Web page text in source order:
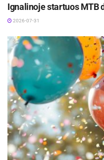
Ignalinoje startuos MTB
2026-07-31